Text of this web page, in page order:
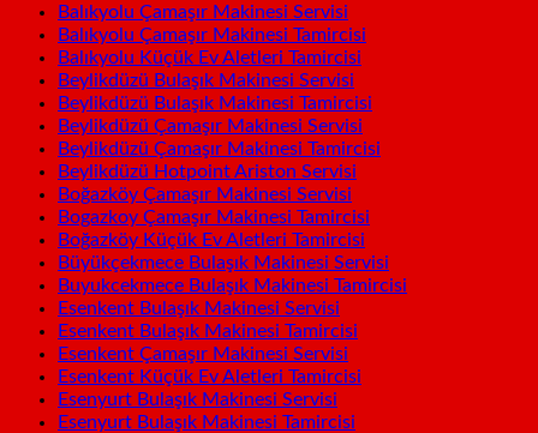
Balıkyolu Çamaşır Makinesi Servisi
Balıkyolu Çamaşır Makinesi Tamircisi
Balıkyolu Küçük Ev Aletleri Tamircisi
Beylikdüzü Bulaşık Makinesi Servisi
Beylikdüzü Bulaşık Makinesi Tamircisi
Beylikdüzü Çamaşır Makinesi Servisi
Beylikdüzü Çamaşır Makinesi Tamircisi
Beylikdüzü Hotpoint Ariston Servisi
Boğazköy Çamaşır Makinesi Servisi
Bogazkoy Çamaşır Makinesi Tamircisi
Boğazköy Küçük Ev Aletleri Tamircisi
Büyükçekmece Bulaşık Makinesi Servisi
Buyukcekmece Bulaşık Makinesi Tamircisi
Esenkent Bulaşık Makinesi Servisi
Esenkent Bulaşık Makinesi Tamircisi
Esenkent Çamaşır Makinesi Servisi
Esenkent Küçük Ev Aletleri Tamircisi
Esenyurt Bulaşık Makinesi Servisi
Esenyurt Bulaşık Makinesi Tamircisi